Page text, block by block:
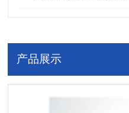
产品展示